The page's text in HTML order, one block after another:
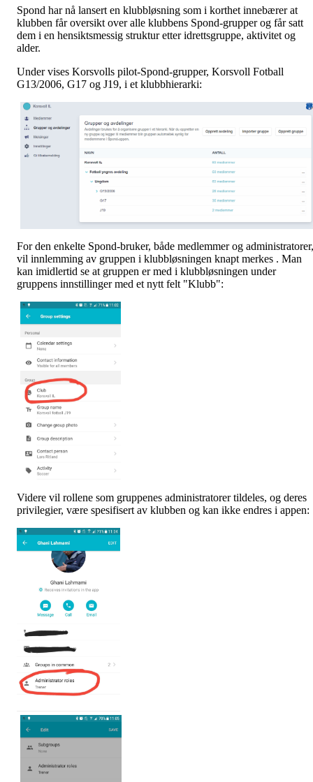
Spond har nå lansert en klubbløsning som i korthet innebærer at
klubben får oversikt over alle klubbens Spond-grupper og får satt
dem i en hensiktsmessig struktur etter idrettsgruppe, aktivitet og
alder.
Under vises Korsvolls pilot-Spond-grupper, Korsvoll Fotball
G13/2006, G17 og J19, i et klubbhierarki:
For den enkelte Spond-bruker, både medlemmer og administratorer,
vil innlemming av gruppen i klubbløsningen knapt merkes . Man
kan imidlertid se at gruppen er med i klubbløsningen under
gruppens innstillinger med et nytt felt "Klubb":
Videre vil rollene som gruppenes administratorer tildeles, og deres
privilegier, være spesifisert av klubben og kan ikke endres i appen: